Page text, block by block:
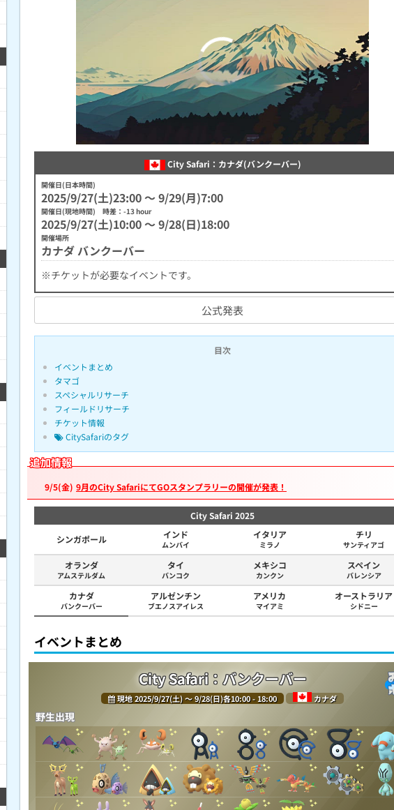
City Safari：カナダ(バンクーバー)
開催日(日本時間)
2025/9/27(土)23:00 〜 9/29(月)7:00
開催日(現地時間) 時差：-13 hour
2025/9/27(土)10:00 〜 9/28(日)18:00
開催場所
カナダ バンクーバー
※チケットが必要なイベントです。
公式発表
目次
イベントまとめ
タマゴ
スペシャルリサーチ
フィールドリサーチ
チケット情報
CitySafariのタグ
追加情報
9/5(金) 9月のCity SafariにてGOスタンプラリーの開催が発表！
City Safari 2025
シンガポール
インド
ムンバイ
イタリア
ミラノ
チリ
サンティアゴ
オランダ
アムステルダム
タイ
バンコク
メキシコ
カンクン
スペイン
バレンシア
カナダ
バンクーバー
アルゼンチン
ブエノスアイレス
アメリカ
マイアミ
オーストラリア
シドニー
イベントまとめ
City Safari：バンクーバー
現地 2025/9/27(土) 〜 9/28(日)各10:00 - 18:00 カナダ
野生出現